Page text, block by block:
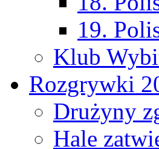
19.
Klub
Rozgrywki
Drużyny
Hale